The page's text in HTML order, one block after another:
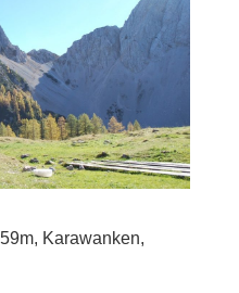
Karawanken,